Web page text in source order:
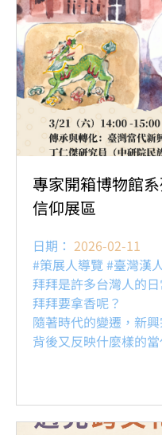
專家開箱博物館
信仰展區
日期： 2026-02-11
#策展人導覽 #臺灣漢
拜拜是許多台灣人的
拜拜要拿香呢？
隨著時代的變遷，新
背後又反映什麼樣的當